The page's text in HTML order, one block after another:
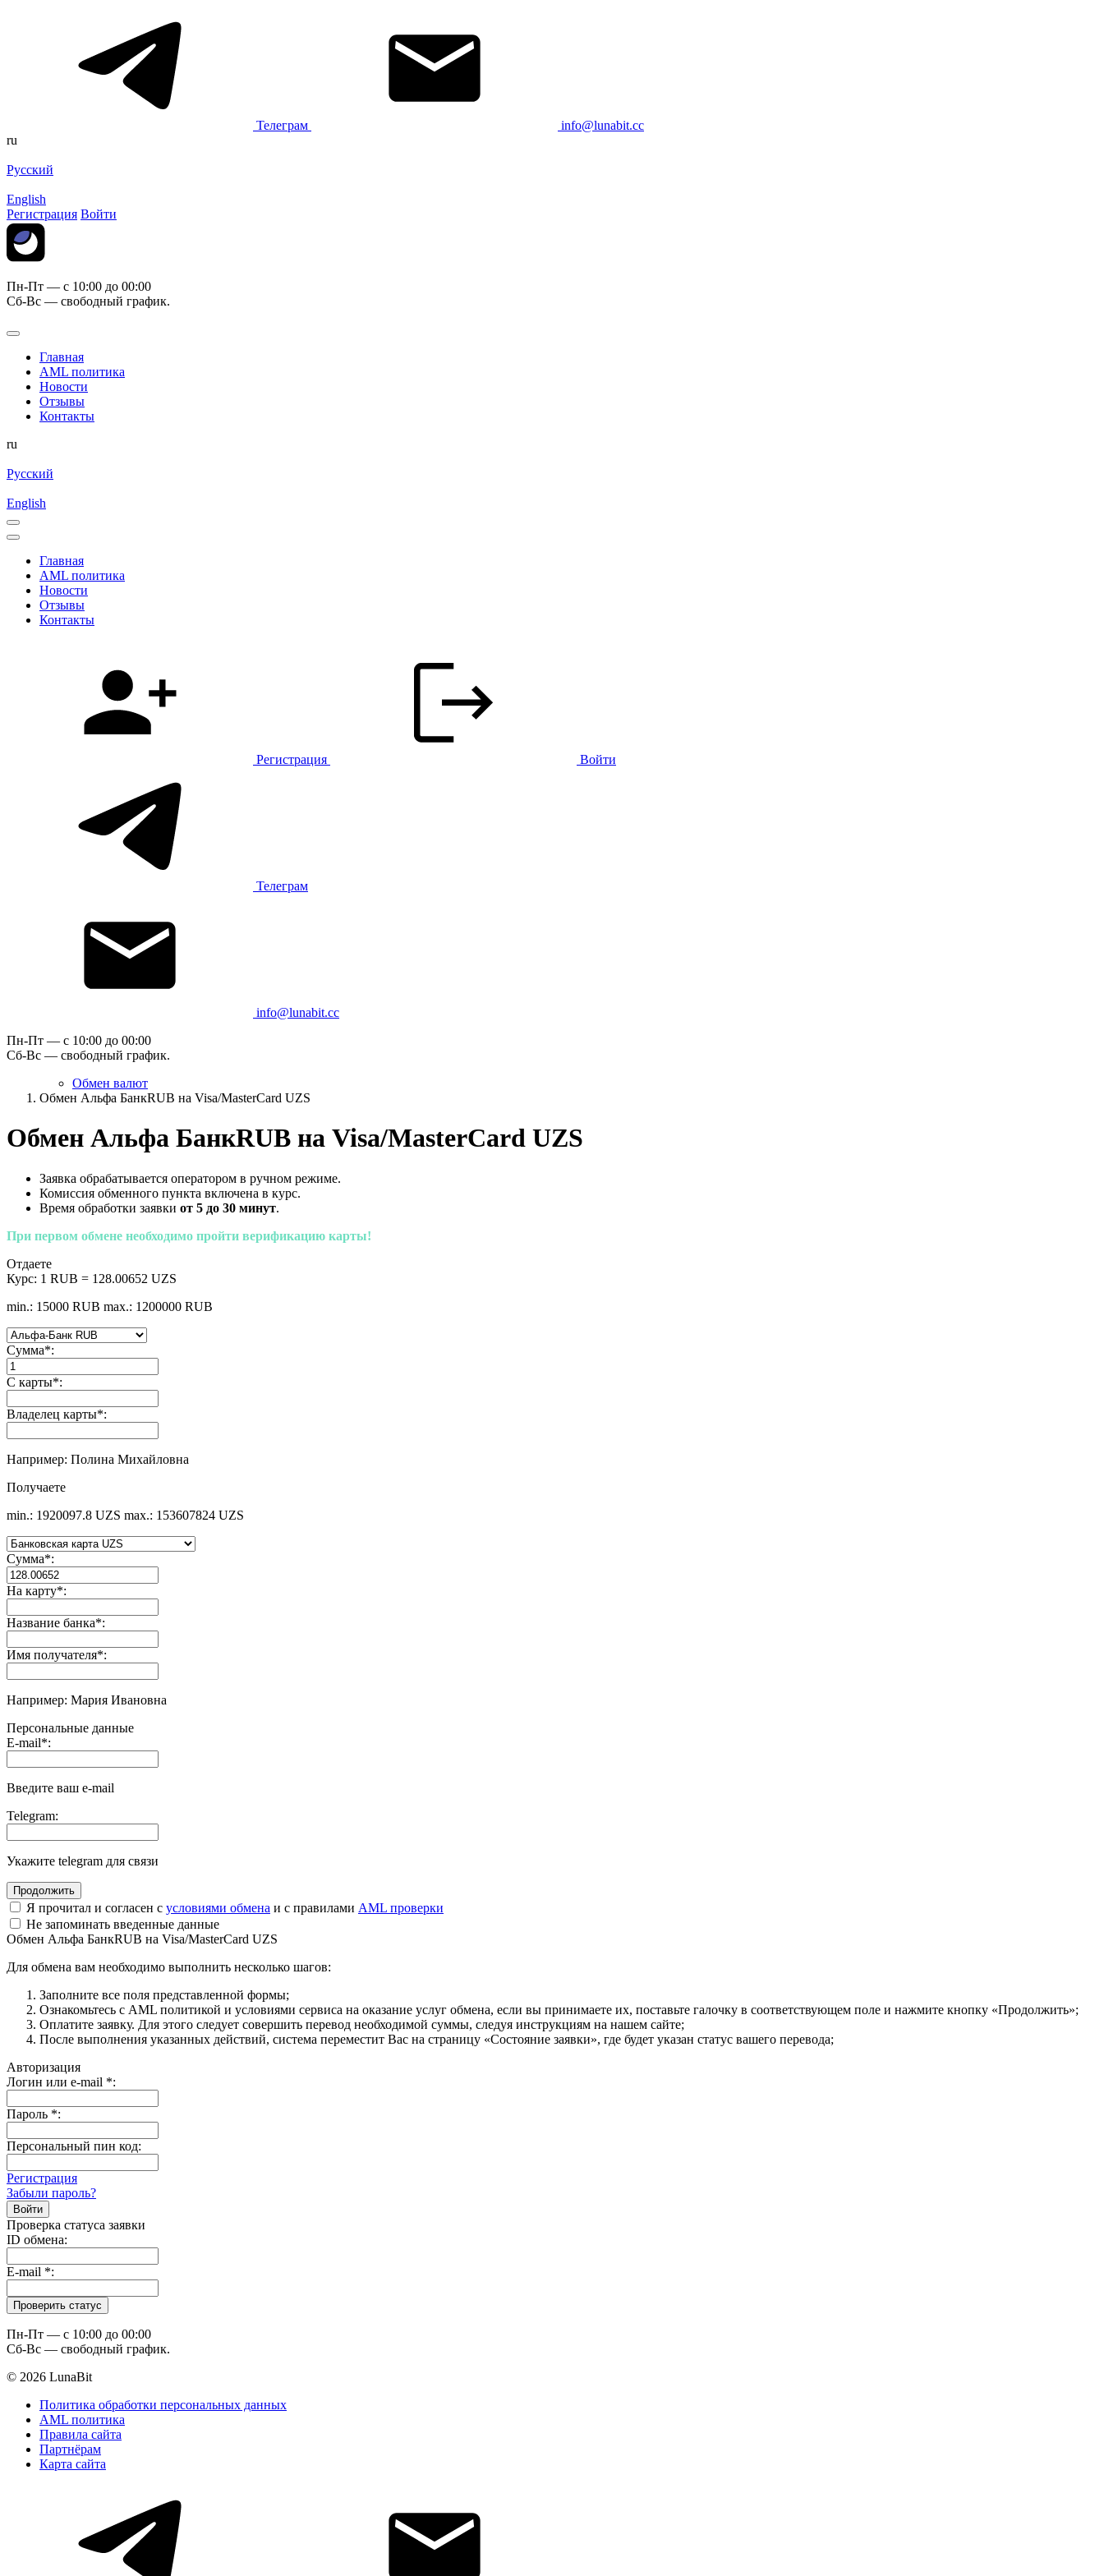
Телеграм
info@lunabit.cc
ru
Русский
English
Регистрация Войти
Пн-Пт — c 10:00 до 00:00
Сб-Вс — свободный график.
Главная
AML политика
Новости
Отзывы
Контакты
ru
Русский
English
Главная
AML политика
Новости
Отзывы
Контакты
Регистрация Войти
Телеграм
info@lunabit.cc
Пн-Пт — c 10:00 до 00:00
Сб-Вс — свободный график.
Обмен валют
Обмен Альфа БанкRUB на Visa/MasterCard UZS
Обмен Альфа БанкRUB на Visa/MasterCard UZS
Заявка обрабатывается оператором в ручном режиме.
Комиссия обменного пункта включена в курс.
Время обработки заявки от 5 до 30 минут.
При первом обмене необходимо пройти верификацию карты!
Отдаете
Курс: 1 RUB = 128.00652 UZS
min.: 15000 RUB max.: 1200000 RUB
Сумма*:
С карты*:
Владелец карты*:
Например: Полина Михайловна
Получаете
min.: 1920097.8 UZS max.: 153607824 UZS
Сумма*:
На карту*:
Название банка*:
Имя получателя*:
Например: Мария Ивановна
Персональные данные
E-mail*:
Введите ваш e-mail
Telegram:
Укажите telegram для связи
Я прочитал и согласен с условиями обмена и с правилами AML проверки
Не запоминать введенные данные
Обмен Альфа БанкRUB на Visa/MasterCard UZS
Для обмена вам необходимо выполнить несколько шагов:
Заполните все поля представленной формы;
Ознакомьтесь с AML политикой и условиями сервиса на оказание услуг обмена, если вы принимаете их, поставьте галочку в соответствующем поле и нажмите кнопку «Продолжить»;
Оплатите заявку. Для этого следует совершить перевод необходимой суммы, следуя инструкциям на нашем сайте;
После выполнения указанных действий, система переместит Вас на страницу «Состояние заявки», где будет указан статус вашего перевода;
Авторизация
Логин или e-mail *:
Пароль *:
Персональный пин код:
Регистрация
Забыли пароль?
Проверка статуса заявки
ID обмена:
E-mail *:
Пн-Пт — c 10:00 до 00:00
Сб-Вс — свободный график.
© 2026 LunaBit
Политика обработки персональных данных
AML политика
Правила сайта
Партнёрам
Карта сайта